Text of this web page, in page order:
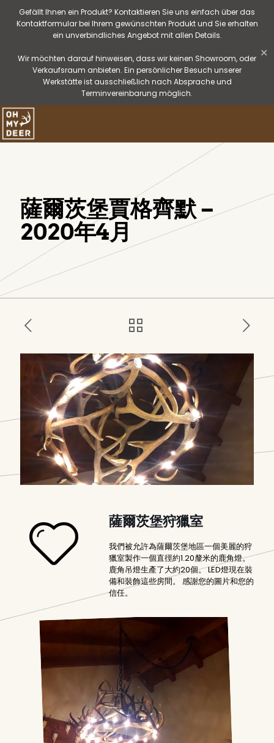
Gefällt Ihnen ein Produkt? Kontaktieren Sie uns einfach über das
Kontaktformular bei Ihrem gewünschten Produkt und Sie erhalten
ein unverbindliches Angebot mit allen Details.
Wir möchten darauf hinweisen, dass wir keinen Showroom, oder
Verkaufsraum anbieten. Ein persönlicher Besuch unserer
Werkstätte ist ausschließlich nach Absprache und
Terminvereinbarung möglich.
✕
薩爾茨堡賈格齊默 –
2020年4月
薩爾茨堡狩獵室
我們被允許為薩爾茨堡地區一個美麗的狩
獵室製作一個直徑約1.20釐米的鹿角燈。
鹿角吊燈生產了大約20個。 LED燈現在裝
備和裝飾這些房間。 感謝您的圖片和您的
信任。